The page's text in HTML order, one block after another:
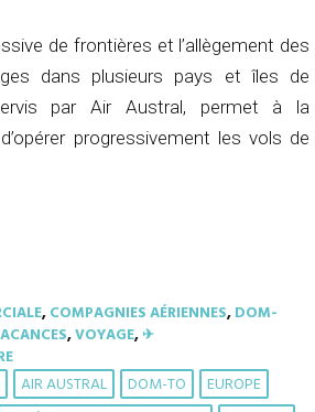
de frontières et l’allègement des
dans plusieurs pays et îles de
par Air Austral, permet à la
progressivement les vols de
,COMPAGNIES AÉRIENNES,DOM-
,VOYAGE,✈︎
AIR AUSTRAL DOM-TO
EUROPE